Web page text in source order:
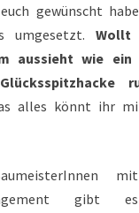
gewünscht
umgesetzt. Wollt
aussieht wie ein
alles könnt ihr
mit
gibt